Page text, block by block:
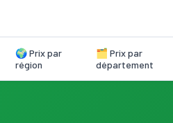
🌍 Prix par
région
🗂️ Prix par
département